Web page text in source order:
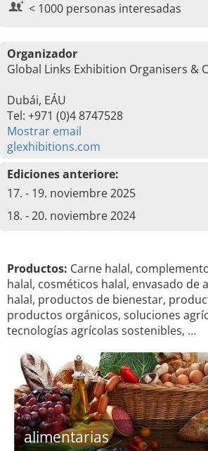
< 1000 personas interesadas
Organizador
Global Links Exhibition Organisers &
Dubái, EÁU
Tel: +971 (0)4 8747528
Mostrar email
glexhibitions.com
Ediciones anteriore:
17. - 19. noviembre 2025
18. - 20. noviembre 2024
Productos: Carne halal,
halal, cosméticos halal, envasado de
halal, productos de bienestar,
productos orgánicos, soluciones
tecnologías agrícolas sostenibles, …
alimentarias